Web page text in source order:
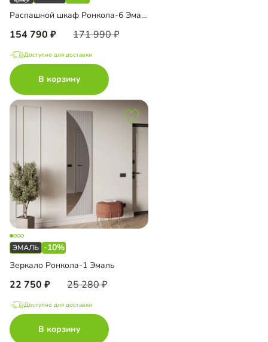
Распашной шкаф Ронкола-6 Эмаль с антресолью
154 790 171 990
Доступно для доставки
В корзину
-10%
Зеркало Ронкола-1 Эмаль
22 750 25 280
Доступно для доставки
В корзину